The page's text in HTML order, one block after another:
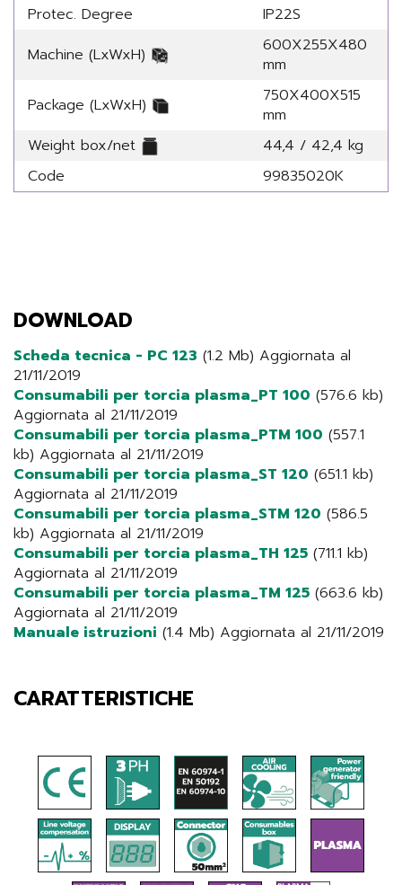
Protec. Degree
IP22S
Machine (LxWxH)
600X255X480
mm
Package (LxWxH)
750X400X515
mm
Weight box/net
44,4 / 42,4 kg
Code
99835020K
DOWNLOAD
Scheda tecnica - PC 123 (1.2 Mb) Aggiornata al
21/11/2019
Consumabili per torcia plasma_PT 100 (576.6 kb)
Aggiornata al 21/11/2019
Consumabili per torcia plasma_PTM 100 (557.1
kb) Aggiornata al 21/11/2019
Consumabili per torcia plasma_ST 120 (651.1 kb)
Aggiornata al 21/11/2019
Consumabili per torcia plasma_STM 120 (586.5
kb) Aggiornata al 21/11/2019
Consumabili per torcia plasma_TH 125 (711.1 kb)
Aggiornata al 21/11/2019
Consumabili per torcia plasma_TM 125 (663.6 kb)
Aggiornata al 21/11/2019
Manuale istruzioni (1.4 Mb) Aggiornata al 21/11/2019
CARATTERISTICHE